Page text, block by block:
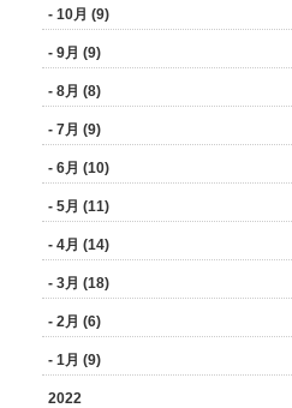
- 10月 (9)
- 9月 (9)
- 8月 (8)
- 7月 (9)
- 6月 (10)
- 5月 (11)
- 4月 (14)
- 3月 (18)
- 2月 (6)
- 1月 (9)
2022